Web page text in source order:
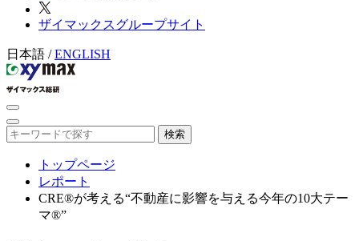
ザイマックスグループサイト
日本語 /ENGLISH
検索
トップページ
レポート
CRE®が考える“不動産に影響を与える今年の10大テー
マ®”